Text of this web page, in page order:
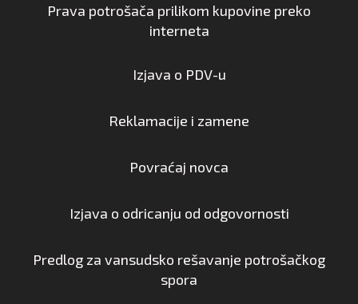
Prava potrošača prilikom kupovine preko
interneta
Izjava o PDV-u
Reklamacije i zamene
Povraćaj novca
Izjava o odricanju od odgovornosti
Predlog za vansudsko rešavanje potrošačkog
spora